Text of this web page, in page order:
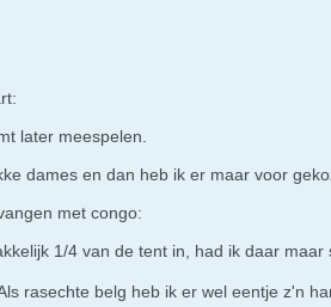
later meespelen.
dames en dan heb ik er maar voor
met congo:
1/4 van de tent in, had ik daar maar
rasechte belg heb ik er wel eentje z'n